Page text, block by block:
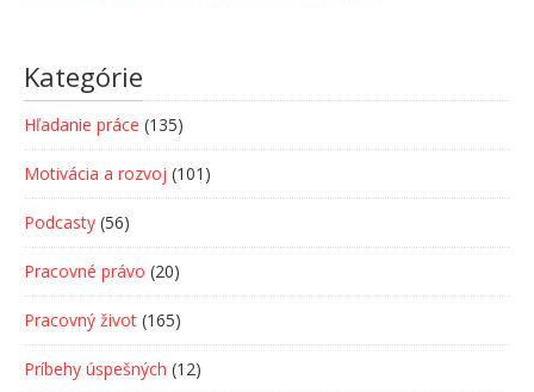
Kategórie
Hľadanie práce (135)
Motivácia a rozvoj (101)
Podcasty (56)
Pracovné právo (20)
Pracovný život (165)
Príbehy úspešných (12)